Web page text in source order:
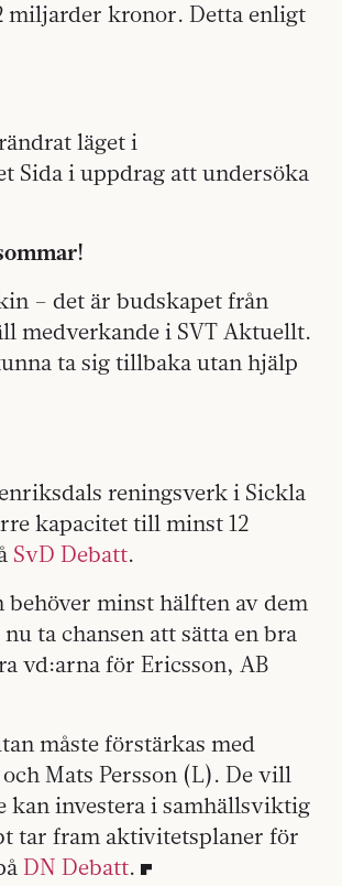
kronor. Detta enligt
läget i
Sida i uppdrag att undersöka
– det är budskapet från
medverkande i SVT Aktuellt.
ta sig tillbaka utan hjälp
reningsverk i Sickla
kapacitet till minst 12
SvD Debatt.
behöver minst hälften av dem
ta chansen att sätta en bra
vd:arna för Ericsson, AB
måste förstärkas med
Mats Persson (L). De vill
kan investera i samhällsviktig
tar fram aktivitetsplaner för
DN Debatt.